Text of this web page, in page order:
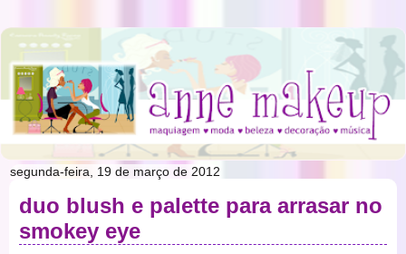
segunda-feira, 19 de março de 2012
duo blush e palette para arrasar no
smokey eye